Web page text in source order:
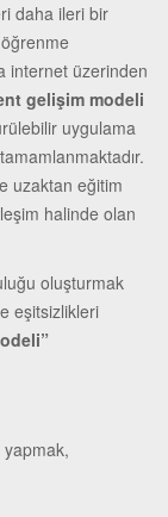
daha ileri bir
internet üzerinden
gelişim modeli
uygulama
uzaktan eğitim
halinde olan
oluşturmak
eşitsizlikleri